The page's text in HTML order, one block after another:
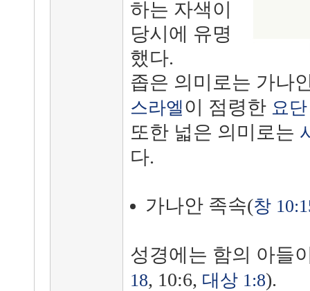
하는 자색이
당시에 유명
했다.
좁은 의미로는 가나
스라엘 이 점령한 요단
또한 넓은 의미로는
다.
가나안 족속(창
성경에는 함의 아들
18, 10:6, 대상 1:8).